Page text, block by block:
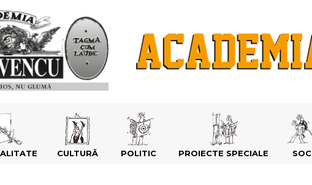
CULTURĂ POLITIC PROIECTE SPECIALE